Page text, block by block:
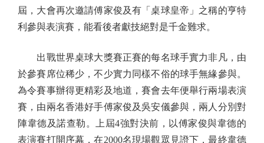
屆，大會再次邀請傅家俊及有「桌球皇帝」之稱的亨特
利參與表演賽，能看後者獻技絕對是千金難求。
出戰世界桌球大獎賽正賽的每名球手實力非凡，由
於參賽席位稀少，不少實力同樣不俗的球手無緣參與。
為令賽事辦得更精彩及地道，賽會去年便舉行兩場表演
賽，由兩名香港好手傅家俊及吳安儀參與，兩人分別對
陣韋德及諾查勒。上屆4強對決前，以傅家俊與韋德的
表演賽打開序幕，在2000名現場觀眾見證下，最終韋德